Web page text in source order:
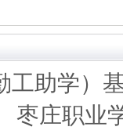
工助学）
枣庄职业